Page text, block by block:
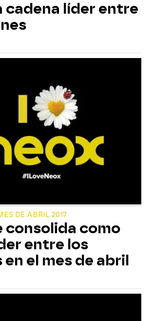
cadena líder entre
DE ABRIL 2017
consolida como
entre los
el mes de abril